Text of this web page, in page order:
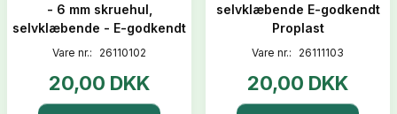
- 6 mm skruehul,
selvklæbende - E-godkendt
Vare nr.: 26110102
20,00 DKK
selvklæbende E-godkendt
Proplast
Vare nr.: 26111103
20,00 DKK